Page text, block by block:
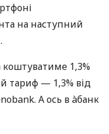
на наступний
коштуватиме 1,3%
тариф — 1,3% від
А ось в àбанк